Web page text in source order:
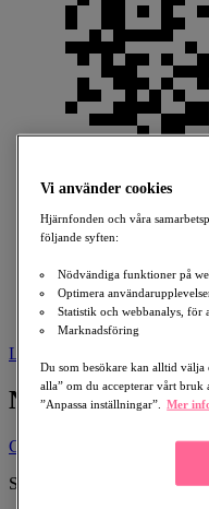
Ladda ner
Necessäry by Ella
Ge en gåva
Skapad av:
Vi använder cookies
Hjärnfonden och våra
följande syften:
Nödvändiga funktioner på
Optimera
Statistik och webbanalys, för
Marknadsföring
Du som besökare kan alltid
alla” om du accepterar vårt
”Anpassa inställningar”.
Mer